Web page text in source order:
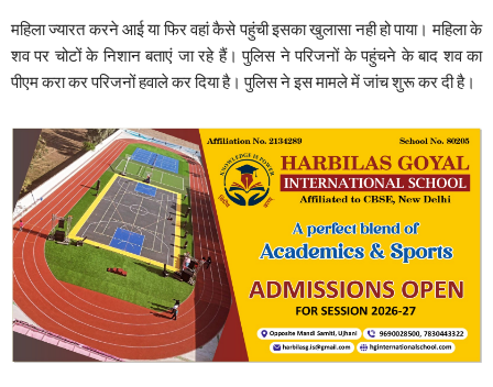
महिला ज्यारत करने आई या फिर वहां कैसे पहुंची इसका खुलासा नही हो पाया। महिला के
शव पर चोटों के निशान बताएं जा रहे हैं। पुलिस ने परिजनों के पहुंचने के बाद शव का
पीएम करा कर परिजनों हवाले कर दिया है। पुलिस ने इस मामले में जांच शुरू कर दी है।